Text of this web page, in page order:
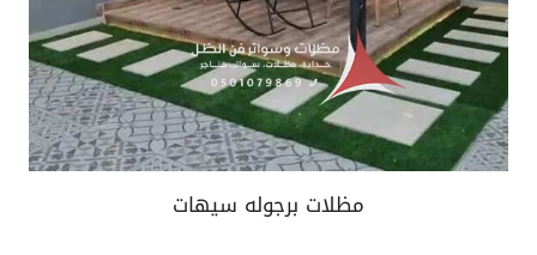
مظلات برجوله سيهات